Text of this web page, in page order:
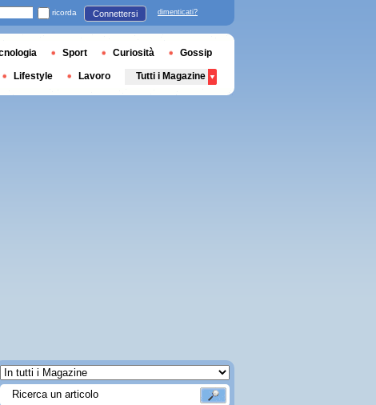
ricorda Connettersi dimenticati?
Sport Curiosità Gossip
Lifestyle Lavoro Tutti i Magazine